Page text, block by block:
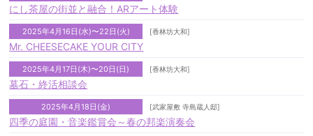
にし茶屋の街並と融合！ARアート体験
2025年4月16日(水)〜22日(火) [香林坊大和]
Mr. CHEESECAKE YOUR CITY
2025年4月17日(木)〜20日(日) [香林坊大和]
墓石・終活相談会
2025年4月18日(金) [武家屋敷 寺島蔵人邸]
四季の庭園・音楽鑑賞会～春の邦楽演奏会